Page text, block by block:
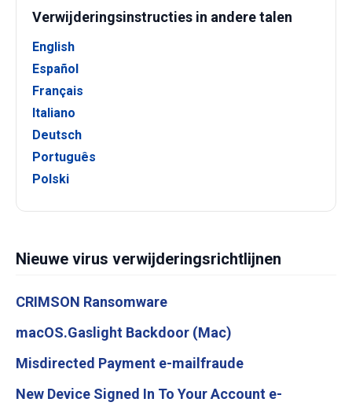
Verwijderingsinstructies in andere talen
English
Español
Français
Italiano
Deutsch
Português
Polski
Nieuwe virus verwijderingsrichtlijnen
CRIMSON Ransomware
macOS.Gaslight Backdoor (Mac)
Misdirected Payment e-mailfraude
New Device Signed In To Your Account e-